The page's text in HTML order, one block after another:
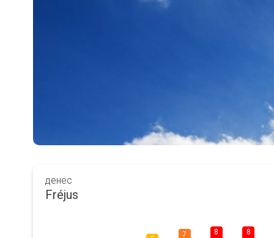
денес
Fréjus
7 8 8